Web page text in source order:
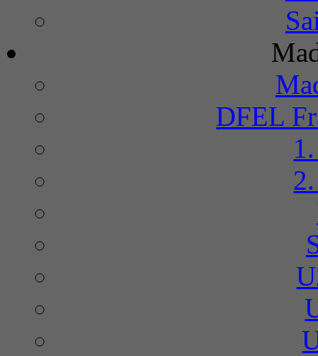
DFEL